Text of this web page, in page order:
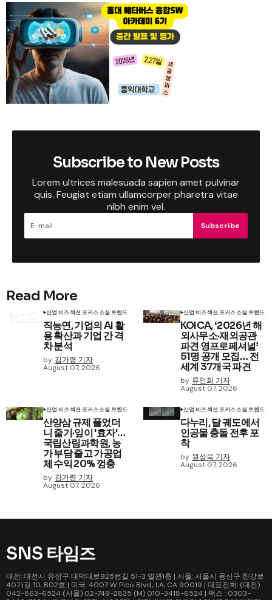
Subscribe to New Posts
Lorem ultrices malesuada sapien amet pulvinar
quis. Feugiat etiam ullamcorper pharetra vitae
nibh enim vel.
Subscribe
Read More
산업 비즈섹션 포커스소셜 트렌드
직능연, 기업의 AI 활
용 확산과 기업 간 격
차 분석
by 김가령 기자
August 07, 2026
산업 비즈섹션 포커스소셜 트렌드
KOICA, ‘2026년 해
외사무소·재외공관
파견 영프로페셔널’
51명 공개 모집… 전
세계 37개국 파견
by 류인희 기자
August 07, 2026
산업 비즈섹션 포커스소셜 트렌드
산양삼 규제 풀었더
니 줄기·잎이 '효자'…
국립산림과학원, 농
가 부담 줄고 가공업
체 수익 20% 껑충
by 김가령 기자
August 07, 2026
산업 비즈섹션 포커스소셜 트렌드
다누리, 달 궤도에서
인공물 충돌 전후 포
착
by 원성욱 기자
August 07, 2026
SNS 타임즈
대전: 대전시 유성구 대덕대로925번길 51-3 별관1층 | 서울: 서울시 용산구 한강로
40가길 10, B02호 | 미국: 4007 W Pico Blvd., LA, CA 90019 | 대표전화: (대전)
042-863-6524 (서울) 02-749-2835 (M) 010-3418-6524 | 팩스 : 0303-